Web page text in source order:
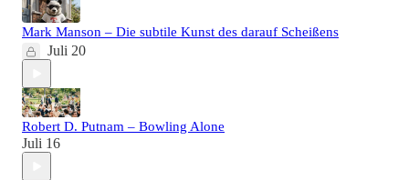
Mark Manson – Die subtile Kunst des darauf Scheißens
Juli 20
Robert D. Putnam – Bowling Alone
Juli 16